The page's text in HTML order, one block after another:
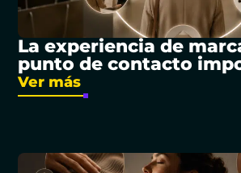
La experiencia de
punto de contacto
Ver más